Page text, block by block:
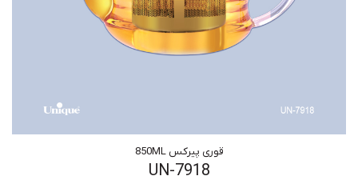
قوری پیرکس 850ML
UN-7918